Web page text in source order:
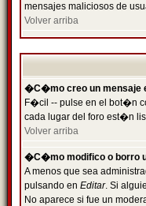
mensajes maliciosos de
Volver arriba
�C�mo creo un mensaje
F�cil -- pulse en el bot�n
cada lugar del foro est�n
Volver arriba
�C�mo modifico o borro
A menos que sea
pulsando en Editar. Si
No aparece si fue un